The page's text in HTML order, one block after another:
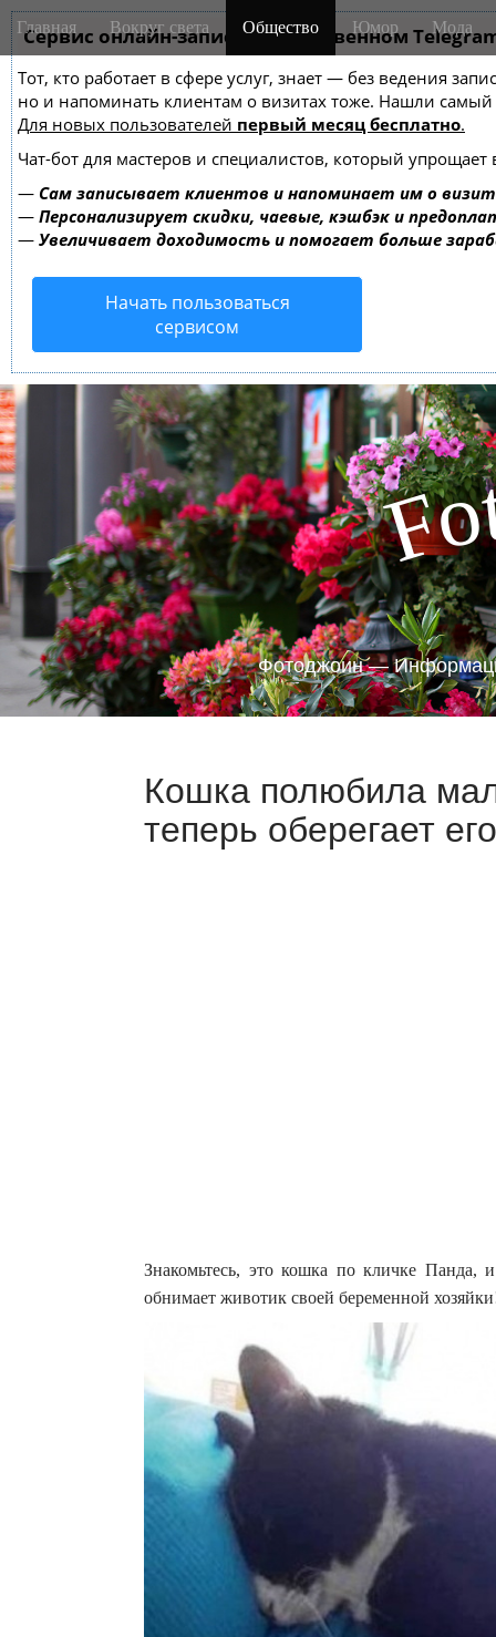
Сервис онлайн-записи на собственном
Тот, кто работает в сфере услуг, знает — без ведения
но и напоминать клиентам о визитах тоже. Нашли
Для новых пользователей первый месяц бесплатно.
Чат-бот для мастеров и специалистов, который упрощает
— Сам записывает клиентов и напоминает им о
— Персонализирует скидки, чаевые, кэшбэк и
— Увеличивает доходимость и помогает больше
Начать пользоваться
сервисом
M
a
n
m
e
n
u
i
Главная Вокруг света Общество Юмор Мода
Fo
Фотоджоин —
Кошка полюбила
теперь оберегает
Знакомьтесь, это кошка по кличке Панда,
обнимает животик своей беременной